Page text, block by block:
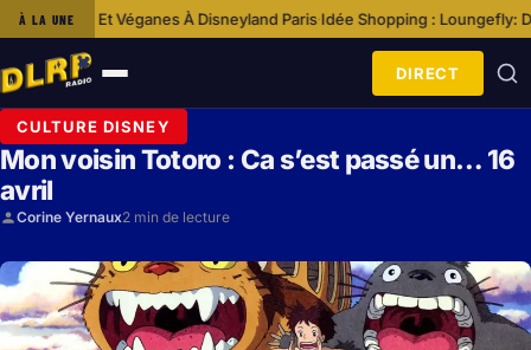
À LA UNE
Et Véganes À Disneyland Paris·Idée Shopping : Loungefly: Disney –
Ouvrir
le
menu
DIRECT
CULTURE DISNEY
Mon voisin Totoro : Ca s’est passé un… 16
avril
Corine Yernaux2 min de lecture